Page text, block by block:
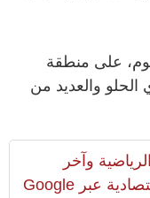
على منطقة
والعديد من
وآخر
المستجدات السياسية والإقتصادية عبر Google